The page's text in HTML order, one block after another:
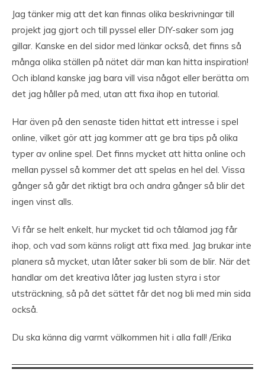
Jag tänker mig att det kan finnas olika beskrivningar till
projekt jag gjort och till pyssel eller DIY-saker som jag
gillar. Kanske en del sidor med länkar också, det finns så
många olika ställen på nätet där man kan hitta inspiration!
Och ibland kanske jag bara vill visa något eller berätta om
det jag håller på med, utan att fixa ihop en tutorial.
Har även på den senaste tiden hittat ett intresse i spel
online, vilket gör att jag kommer att ge bra tips på olika
typer av online spel. Det finns mycket att hitta online och
mellan pyssel så kommer det att spelas en hel del. Vissa
gånger så går det riktigt bra och andra gånger så blir det
ingen vinst alls.
Vi får se helt enkelt, hur mycket tid och tålamod jag får
ihop, och vad som känns roligt att fixa med. Jag brukar inte
planera så mycket, utan låter saker bli som de blir. När det
handlar om det kreativa låter jag lusten styra i stor
utsträckning, så på det sättet får det nog bli med min sida
också.
Du ska känna dig varmt välkommen hit i alla fall! /Erika